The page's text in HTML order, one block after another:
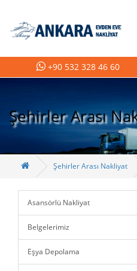
+90 532 328 46 60
Şehirler Arası
Şehirler Arası Nakliyat
Asansörlü Nakliyat
Belgelerimiz
Eşya Depolama